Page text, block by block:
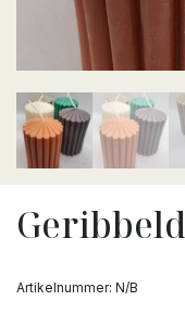
Artikelnummer: N/B